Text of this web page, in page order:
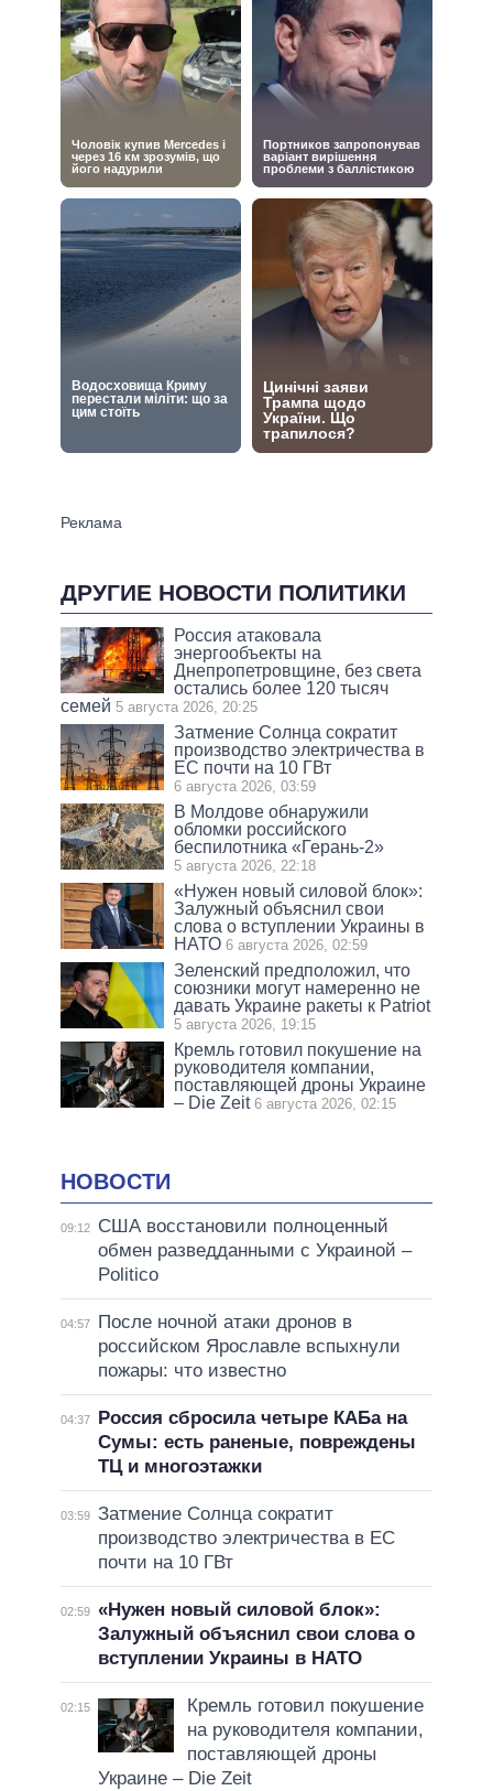
ДРУГИЕ НОВОСТИ ПОЛИТИКИ
Россия атаковала
энергообъекты на
Днепропетровщине, без света
остались более 120 тысяч
семей 5 августа 2026, 20:25
Затмение Солнца сократит
производство электричества в
ЕС почти на 10 ГВт
6 августа 2026, 03:59
В Молдове обнаружили
обломки российского
беспилотника «Герань-2»
5 августа 2026, 22:18
«Нужен новый силовой блок»:
Залужный объяснил свои
слова о вступлении Украины в
НАТО 6 августа 2026, 02:59
Зеленский предположил, что
союзники могут намеренно не
давать Украине ракеты к Patriot
5 августа 2026, 19:15
Кремль готовил покушение на
руководителя компании,
поставляющей дроны Украине
– Die Zeit 6 августа 2026, 02:15
НОВОСТИ
09:12
США восстановили полноценный
обмен разведданными с Украиной –
Politico
04:57
После ночной атаки дронов в
российском Ярославле вспыхнули
пожары: что известно
04:37
Россия сбросила четыре КАБа на
Сумы: есть раненые, повреждены
ТЦ и многоэтажки
03:59 Затмение Солнца сократит
производство электричества в ЕС
почти на 10 ГВт
02:59 «Нужен новый силовой блок»:
Залужный объяснил свои слова о
вступлении Украины в НАТО
02:15
Кремль готовил покушение
на руководителя компании,
поставляющей дроны
Украине – Die Zeit